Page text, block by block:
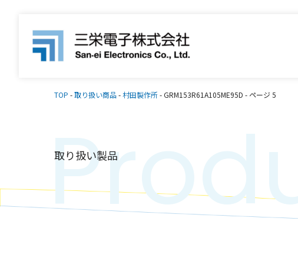
TOP -取り扱い商品-村田製作所-GRM153R61A105ME95D - ページ 5
取り扱い製品